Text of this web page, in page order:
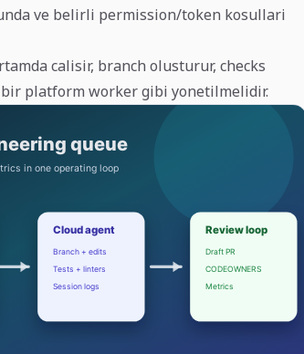
ve belirli permission/token kosullari
calisir, branch olusturur, checks
platform worker gibi yonetilmelidir.